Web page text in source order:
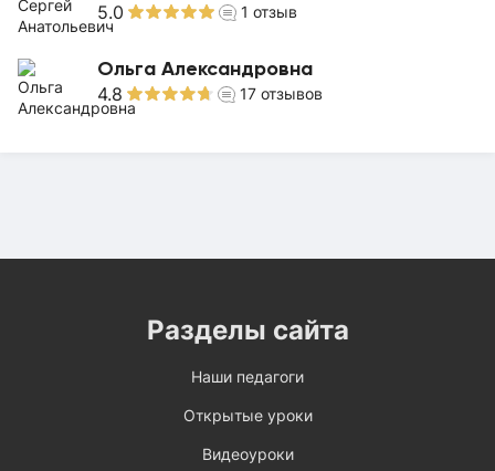
5.0 1 отзыв
Ольга Александровна
4.8 17 отзывов
Разделы сайта
Наши педагоги
Открытые уроки
Видеоуроки